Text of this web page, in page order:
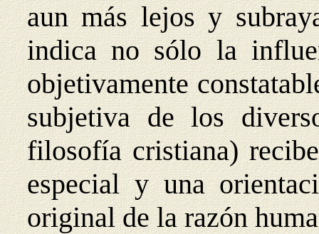
aun más lejos y
indica no sólo la
objetivamente
subjetiva de los
filosofía cristiana)
especial y una
original de la razón